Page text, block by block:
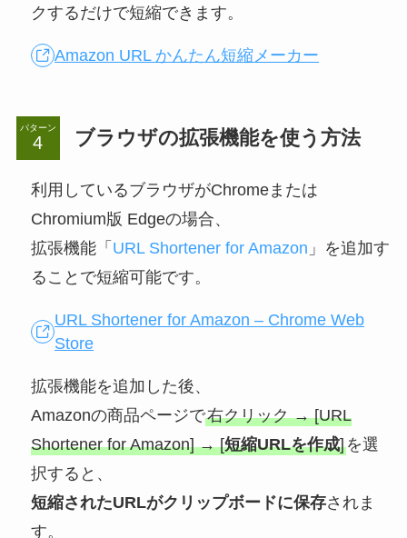
クするだけで短縮できます。
Amazon URL かんたん短縮メーカー
パターン ブラウザの拡張機能を使う方法
利用しているブラウザがChromeまたは
Chromium版 Edgeの場合、
拡張機能「 URL Shortener for Amazon 」を追加す
ることで短縮可能です。
URL Shortener for Amazon – Chrome Web
Store
拡張機能を追加した後、
Amazonの商品ページで右クリック → [URL
Shortener for Amazon] → [短縮URLを作成]を選
択すると、
短縮されたURLがクリップボードに保存されま
す。